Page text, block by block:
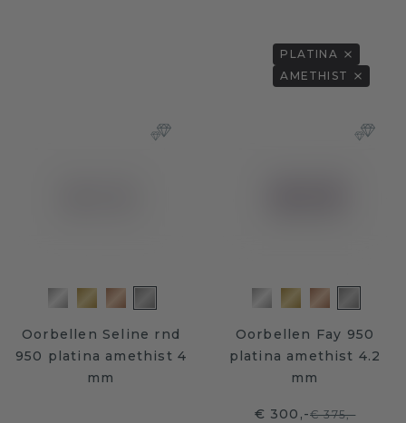
PLATINA
AMETHIST
Oorbellen Seline rnd
950 platina amethist 4
mm
Oorbellen Fay 950
platina amethist 4.2
mm
€ 300,-€ 375,-